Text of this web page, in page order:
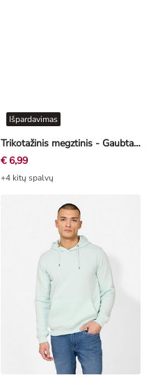
Trikotažinis megztinis - Gaubtas - chaki
Išpardavimas
€ 6,99
+4 kitų spalvų